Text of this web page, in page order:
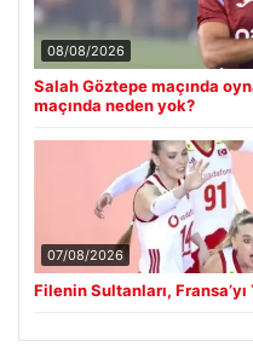
08/08/2026
Salah Göztepe maçında
maçında neden yok?
07/08/2026
Filenin Sultanları,